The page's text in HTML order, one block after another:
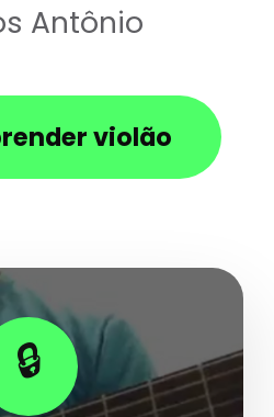
Antônio
violão
🔒